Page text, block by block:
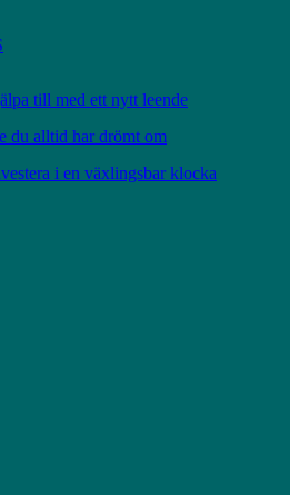
till med ett nytt leende
du alltid har drömt om
i en växlingsbar klocka